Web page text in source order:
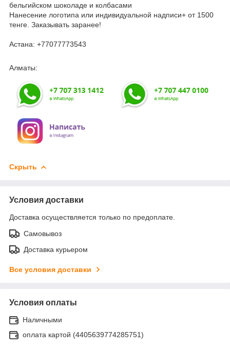
бельгийском шоколаде и колбасами
Нанесение логотипа или индивидуальной надписи+ от 1500
тенге. Заказывать заранее!
Астана: +77077773543
Алматы:
Скрыть
Условия доставки
Доставка осуществляется только по предоплате.
Самовывоз
Доставка курьером
Все условия доставки
Условия оплаты
Наличными
оплата картой (4405639774285751)